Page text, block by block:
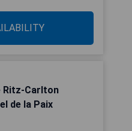
Ritz-Carlton
de la Paix